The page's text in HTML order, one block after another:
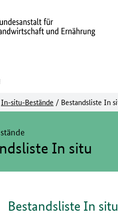
In-situ-Bestände / Bestandsliste In
In situ
Bestandsliste In situ